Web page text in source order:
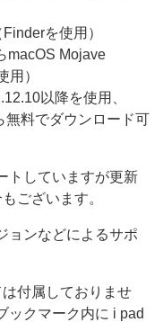
を使用）
Mojave
用）
以降を使用、
無料でダウンロード可
トしていますが更新
ございます。
ョンなどによるサポ
付属しておりませ
ックマーク内に i pad